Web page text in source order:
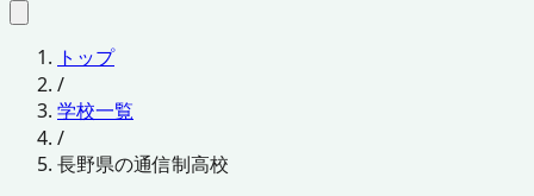
トップ
/
学校一覧
/
長野県の通信制高校